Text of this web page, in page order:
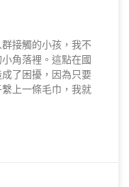
接觸的小孩，我不
角落裡。這點在國
了困擾，因為只要
上一條毛巾，我就